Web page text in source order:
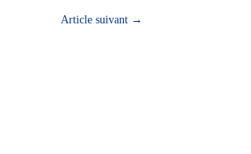
Article suivant→